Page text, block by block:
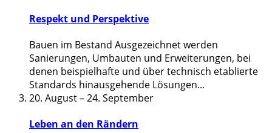
Respekt und Perspektive
Bauen im Bestand Ausgezeichnet werden
Sanierungen, Umbauten und Erweiterungen, bei
denen beispielhafte und über technisch etablierte
Standards hinausgehende Lösungen...
20. August–24. September
Leben an den Rändern